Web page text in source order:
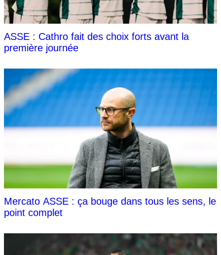
ASSE : Cathro fait des choix forts avant la
première journée
Mercato ASSE : ça bouge dans tous les sens, le
point complet